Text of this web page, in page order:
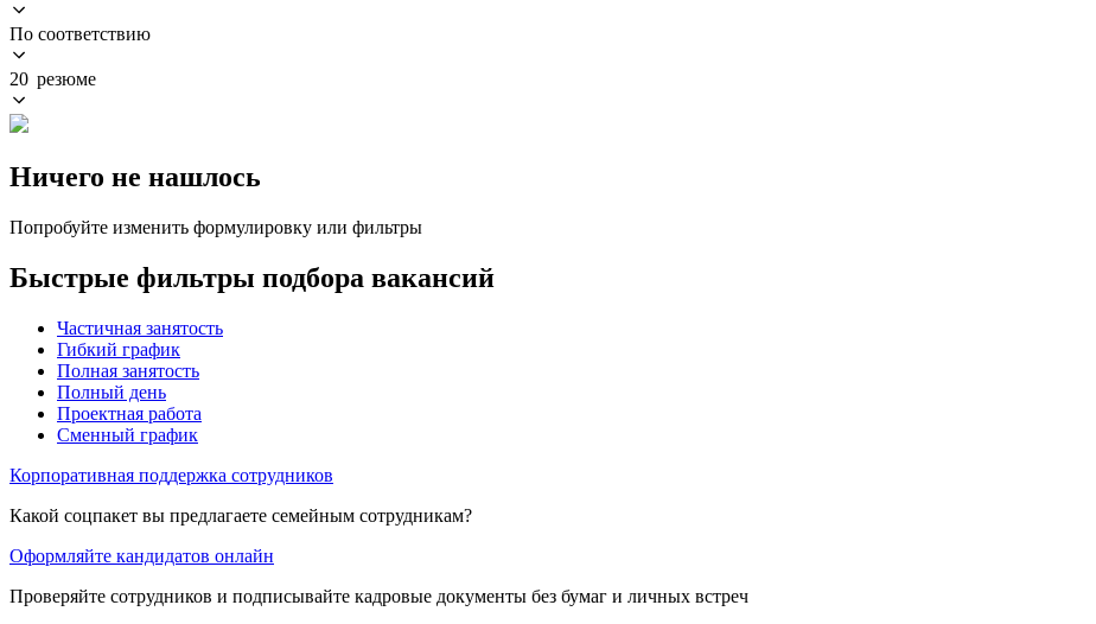
По соответствию
20 резюме
Ничего не нашлось
Попробуйте изменить формулировку или фильтры
Быстрые фильтры подбора вакансий
Частичная занятость
Гибкий график
Полная занятость
Полный день
Проектная работа
Сменный график
Корпоративная поддержка сотрудников
Какой соцпакет вы предлагаете семейным сотрудникам?
Оформляйте кандидатов онлайн
Проверяйте сотрудников и подписывайте кадровые документы без бумаг и личных встреч